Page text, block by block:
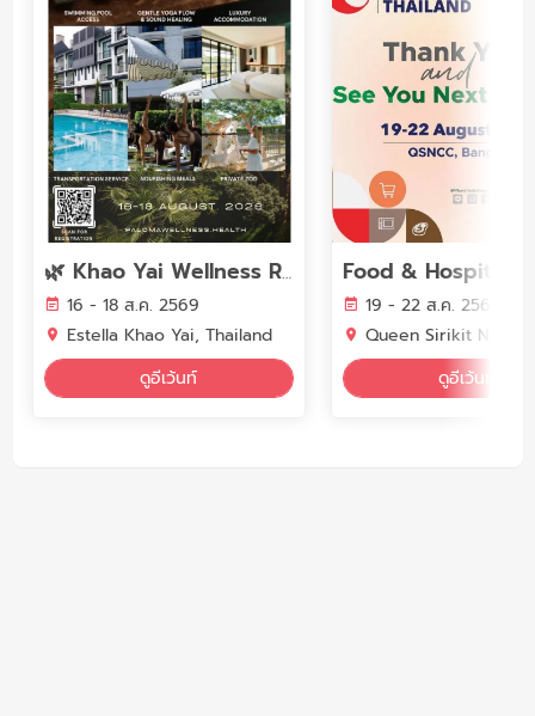
🌿 Khao Yai Wellness Retreat 📍16–18 August 2026 | Estella, Khao Yai, Thailand 🇹🇭
16 - 18 ส.ค. 2569
Estella Khao Yai, Thailand
ดูอีเว้นท์
19 - 22 ส.ค. 2569
Queen Sirikit National Convention
ดูอีเว้นท์